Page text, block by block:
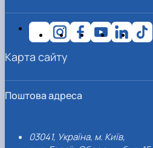
Поштова адреса
03041, Україна, м. Київ,
Карта сайту